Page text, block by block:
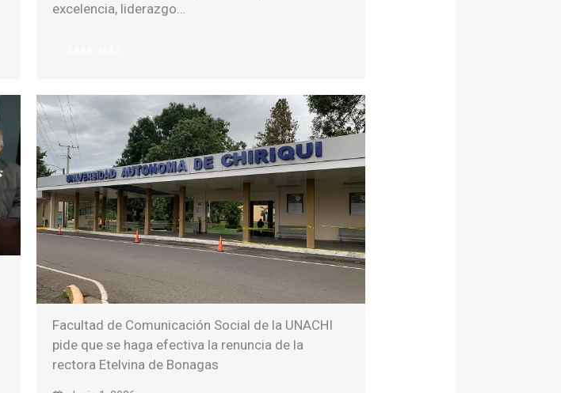
excelencia, liderazgo…
Facultad de Comunicación Social de la UNACHI
pide que se haga efectiva la renuncia de la
rectora Etelvina de Bonagas